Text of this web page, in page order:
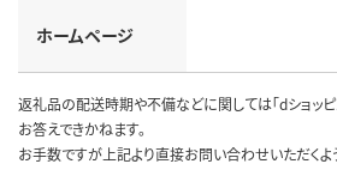
ホームページ
返礼品の配送時期や不備などに関しては「dショッ
お答えできかねます。
お手数ですが上記より直接お問い合わせいただくよ